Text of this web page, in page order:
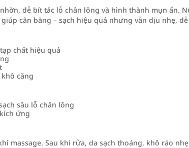
dễ bít tắc lỗ chân lông và hình thành mụn ẩn.
cân bằng – sạch hiệu quả nhưng vẫn dịu nhẹ,
chất hiệu quả
căng
sâu lỗ chân lông
ứng
massage. Sau khi rửa, da sạch thoáng, khô ráo